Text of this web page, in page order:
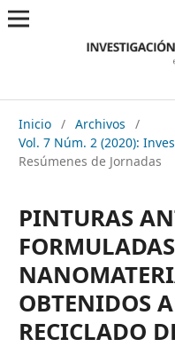
Inicio / Archivos
/
Vol. 7 Núm. 2 (2020):
Resúmenes de Jornadas
PINTURAS
OBTENIDOS
RECICLADO